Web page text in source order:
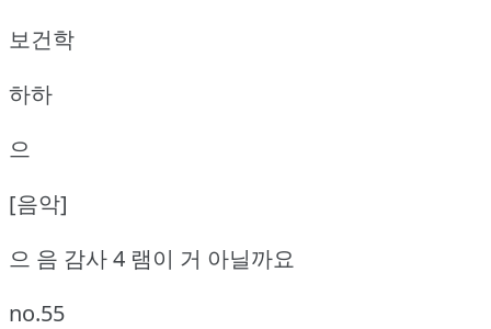
보건학
하하
으
[음악]
으 음 감사 4 램이 거 아닐까요
no.55